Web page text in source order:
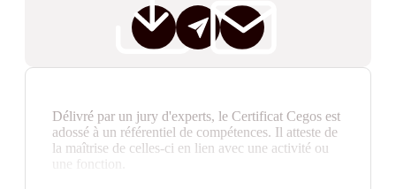
Délivré par un jury d'experts, le Certificat Cegos est
adossé à un référentiel de compétences. Il atteste de
la maîtrise de celles-ci en lien avec une activité ou
une fonction.